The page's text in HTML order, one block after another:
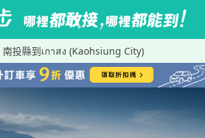
南投縣到เกาสง (Kaohsiung City)